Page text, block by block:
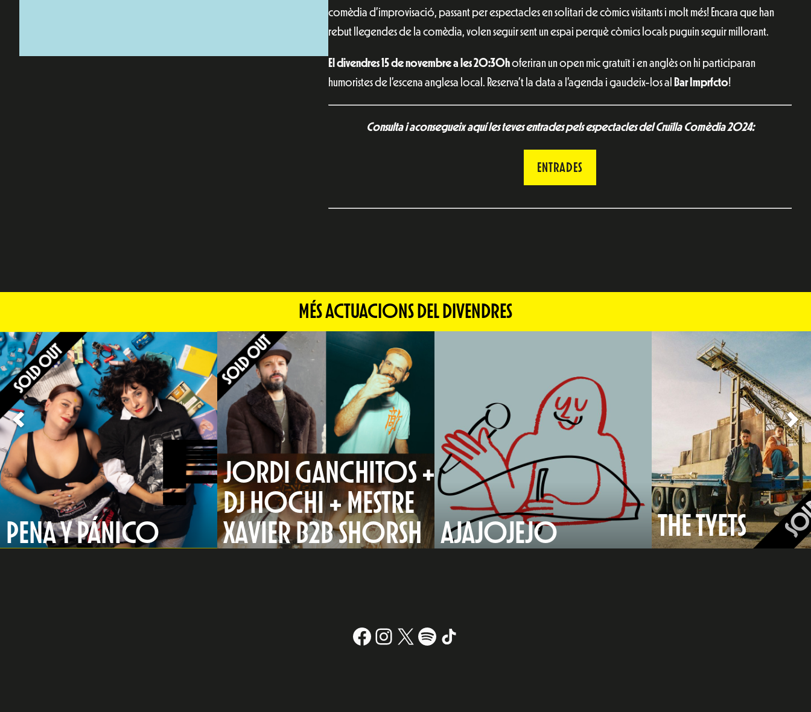
comèdia d’improvisació, passant per espectacles en solitari de còmics visitants i molt més! Encara que han
rebut llegendes de la comèdia, volen seguir sent un espai perquè còmics locals puguin seguir millorant.
El divendres 15 de novembre a les 20:30hoferiran un open mic gratuït i en anglès on hi participaran
humoristes de l’escena anglesa local. Reserva’t la data a l’agenda i gaudeix-los al Bar Imprfcto!
Consulta i aconsegueix aquí les teves entrades pels espectacles del Cruïlla Comèdia 2024:
ENTRADES
MÉS ACTUACIONS DEL DIVENDRES
PENA Y PÁNICO
JORDI GANCHITOS +
DJ HOCHI + MESTRE
XAVIER B2B SHORSH
AJAJOJEJO THE TYETS
Facebook
Instagram
X # TikTok